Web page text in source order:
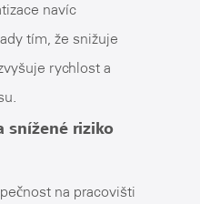
navíc
tím, že snižuje
rychlost a
snížené riziko
na pracovišti